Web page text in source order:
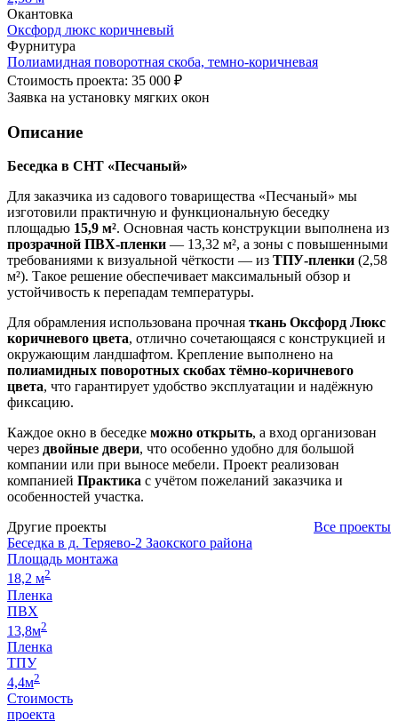
Окантовка
Оксфорд люкс коричневый
Фурнитура
Полиамидная поворотная скоба, темно-коричневая
Стоимость проекта: 35 000 ₽
Заявка на установку мягких окон
Описание
Беседка в СНТ «Песчаный»
Для заказчика из садового товарищества «Песчаный» мы
изготовили практичную и функциональную беседку
площадью 15,9 м². Основная часть конструкции выполнена из
прозрачной ПВХ-пленки — 13,32 м², а зоны с повышенными
требованиями к визуальной чёткости — из ТПУ-пленки (2,58
м²). Такое решение обеспечивает максимальный обзор и
устойчивость к перепадам температуры.
Для обрамления использована прочная ткань Оксфорд Люкс
коричневого цвета, отлично сочетающаяся с конструкцией и
окружающим ландшафтом. Крепление выполнено на
полиамидных поворотных скобах тёмно-коричневого
цвета, что гарантирует удобство эксплуатации и надёжную
фиксацию.
Каждое окно в беседке можно открыть, а вход организован
через двойные двери, что особенно удобно для большой
компании или при выносе мебели. Проект реализован
компанией Практика с учётом пожеланий заказчика и
особенностей участка.
Другие проекты
Все проекты
Беседка в д. Теряево-2 Заокского района
Площадь монтажа
18,2 м2
Пленка
ПВХ
13,8м2
Пленка
ТПУ
4,4м2
Стоимость
проекта